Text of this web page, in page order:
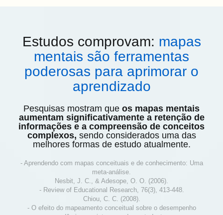
Estudos comprovam: mapas
mentais são ferramentas
poderosas para aprimorar o
aprendizado
Pesquisas mostram que os mapas mentais
aumentam significativamente a retenção de
informações e a compreensão de conceitos
complexos, sendo considerados uma das
melhores formas de estudo atualmente.
- Aprendendo com mapas conceituais e de conhecimento: Uma
meta-análise.
Nesbit, J. C., & Adesope, O. O. (2006).
- Review of Educational Research, 76(3), 413-448.
Chiou, C. C. (2008).
- O efeito do mapeamento conceitual sobre o desempenho